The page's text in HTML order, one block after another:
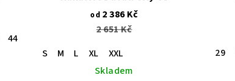
44
od 2 386 Kč
2 651 Kč
S
M L XL
XXL
Skladem
29